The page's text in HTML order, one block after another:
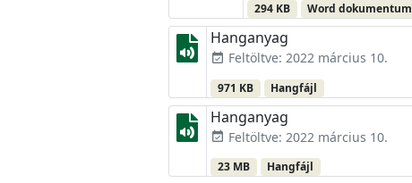
294 KB Word dokumentum
Hanganyag
event_available Feltöltve: 2022 március 10.
971 KB Hangfájl
Hanganyag
event_available Feltöltve: 2022 március 10.
23 MB Hangfájl